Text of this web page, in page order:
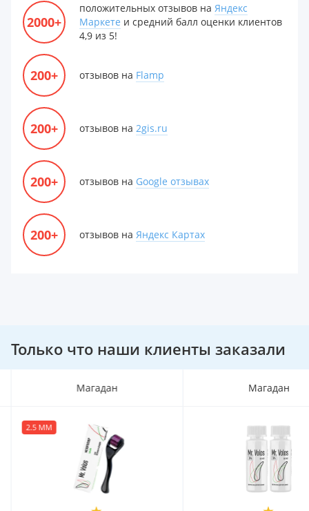
2000+
положительных отзывов на Яндекс
Маркете и средний балл оценки клиентов
4,9 из 5!
200+ отзывов на Flamp
200+ отзывов на 2gis.ru
200+ отзывов на Google отзывах
200+ отзывов на Яндекс Картах
Только что наши клиенты заказали
ХИТ